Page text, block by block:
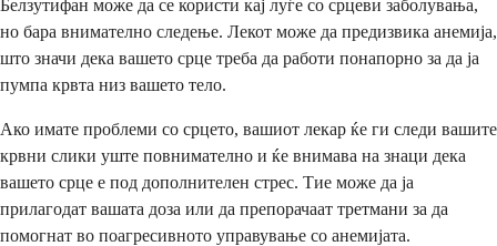
Белзутифан може да се користи кај луѓе со срцеви заболувања,
но бара внимателно следење. Лекот може да предизвика анемија,
што значи дека вашето срце треба да работи понапорно за да ја
пумпа крвта низ вашето тело.
Ако имате проблеми со срцето, вашиот лекар ќе ги следи вашите
крвни слики уште повнимателно и ќе внимава на знаци дека
вашето срце е под дополнителен стрес. Тие може да ја
прилагодат вашата доза или да препорачаат третмани за да
помогнат во поагресивното управување со анемијата.